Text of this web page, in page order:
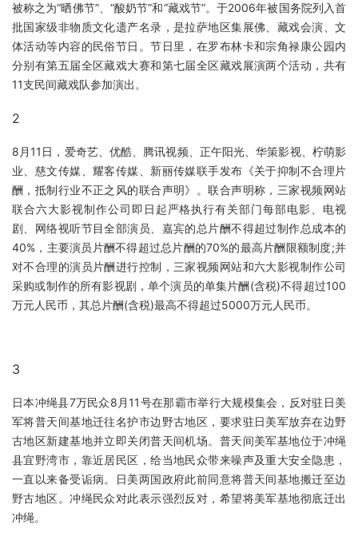
被称之为“晒佛节”、“酸奶节”和“藏戏节”。于2006年被国务院列入首
批国家级非物质文化遗产名录，是拉萨地区集展佛、藏戏会演、文
体活动等内容的民俗节日。节日里，在罗布林卡和宗角禄康公园内
分别有第五届全区藏戏大赛和第七届全区藏戏展演两个活动，共有
11支民间藏戏队参加演出。
2
8月11日，爱奇艺、优酷、腾讯视频、正午阳光、华策影视、柠萌影
业、慈文传媒、耀客传媒、新丽传媒联手发布《关于抑制不合理片
酬，抵制行业不正之风的联合声明》。联合声明称，三家视频网站
联合六大影视制作公司即日起严格执行有关部门每部电影、电视
剧、网络视听节目全部演员、嘉宾的总片酬不得超过制作总成本的
40%，主要演员片酬不得超过总片酬的70%的最高片酬限额制度;并
对不合理的演员片酬进行控制，三家视频网站和六大影视制作公司
采购或制作的所有影视剧，单个演员的单集片酬(含税)不得超过100
万元人民币，其总片酬(含税)最高不得超过5000万元人民币。
3
日本冲绳县7万民众8月11号在那霸市举行大规模集会，反对驻日美
军将普天间基地迁往名护市边野古地区，要求驻日美军放弃在边野
古地区新建基地并立即关闭普天间机场。普天间美军基地位于冲绳
县宜野湾市，靠近居民区，给当地民众带来噪声及重大安全隐患，
一直以来备受诟病。日美两国政府此前同意将普天间基地搬迁至边
野古地区。冲绳民众对此表示强烈反对，希望将美军基地彻底迁出
冲绳。